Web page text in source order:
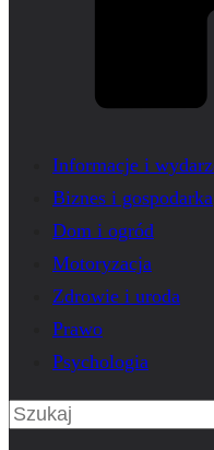
Informacje i
Biznes i gospodarka
Dom i ogród
Motoryzacja
Zdrowie i uroda
Prawo
Psychologia